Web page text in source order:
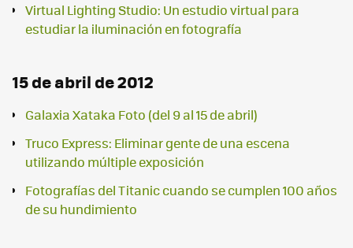
Virtual Lighting Studio: Un estudio virtual para
estudiar la iluminación en fotografía
15 de abril de 2012
Galaxia Xataka Foto (del 9 al 15 de abril)
Truco Express: Eliminar gente de una escena
utilizando múltiple exposición
Fotografías del Titanic cuando se cumplen 100 años
de su hundimiento